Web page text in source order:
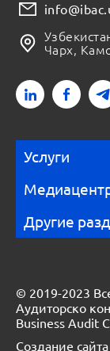
Чарх,
Услуги
Другие
© 2019-2023
Аудиторско
Business Audit
Создание сайта